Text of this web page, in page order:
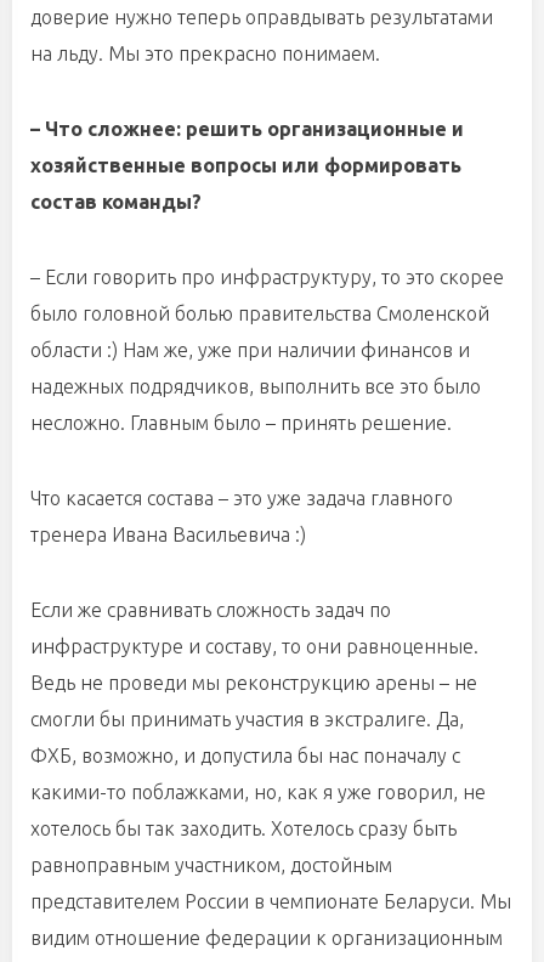
доверие нужно теперь оправдывать результатами
на льду. Мы это прекрасно понимаем.
– Что сложнее: решить организационные и
хозяйственные вопросы или формировать
состав команды?
– Если говорить про инфраструктуру, то это скорее
было головной болью правительства Смоленской
области :) Нам же, уже при наличии финансов и
надежных подрядчиков, выполнить все это было
несложно. Главным было – принять решение.
Что касается состава – это уже задача главного
тренера Ивана Васильевича :)
Если же сравнивать сложность задач по
инфраструктуре и составу, то они равноценные.
Ведь не проведи мы реконструкцию арены – не
смогли бы принимать участия в экстралиге. Да,
ФХБ, возможно, и допустила бы нас поначалу с
какими-то поблажками, но, как я уже говорил, не
хотелось бы так заходить. Хотелось сразу быть
равноправным участником, достойным
представителем России в чемпионате Беларуси. Мы
видим отношение федерации к организационным